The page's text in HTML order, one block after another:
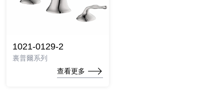
1021-0129-2
裏普爾系列
查看更多